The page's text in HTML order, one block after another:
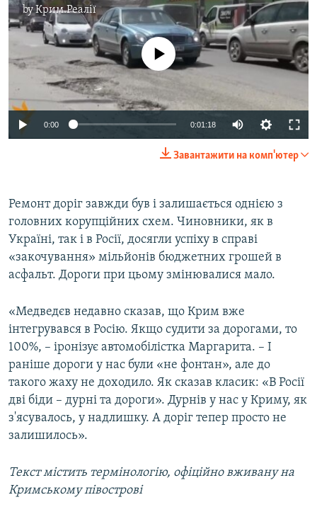
byКрим.Реалії
No media source currently available
0:00 0:01:18
Завантажити на комп'ютер
Ремонт доріг завжди був і залишається однією з
головних корупційних схем. Чиновники, як в
Україні, так і в Росії, досягли успіху в справі
«закочування» мільйонів бюджетних грошей в
асфальт. Дороги при цьому змінювалися мало.
«Медведєв недавно сказав, що Крим вже
інтегрувався в Росію. Якщо судити за дорогами, то
100%, – іронізує автомобілістка Маргарита. – І
раніше дороги у нас були «не фонтан», але до
такого жаху не доходило. Як сказав класик: «В Росії
дві біди – дурні та дороги». Дурнів у нас у Криму, як
з'ясувалось, у надлишку. А доріг тепер просто не
залишилось».
Текст містить термінологію, офіційно вживану на
Кримському півострові